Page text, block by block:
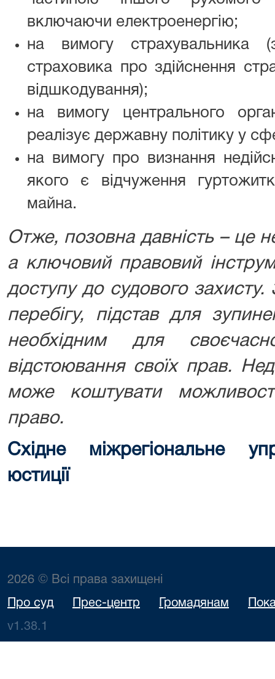
включаючи електроенергію;
на вимогу страхувальника
страховика про здійснення
відшкодування);
на вимогу центрального
реалізує державну політику у
на вимогу про визнання
якого є відчуження
майна.
Отже, позовна давність – це
а ключовий правовий
доступу до судового захисту.
перебігу, підстав для
необхідним для
відстоювання своїх прав.
може коштувати
право.
Східне міжрегіональне
юстиції
2026 © Всі права захищені
Про суд Прес-центр Громадянам
v1.38.1